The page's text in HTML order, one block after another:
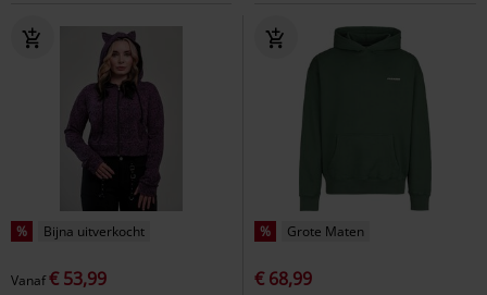
% Bijna uitverkocht
Vanaf€ 53,99
% Grote Maten
€ 68,99